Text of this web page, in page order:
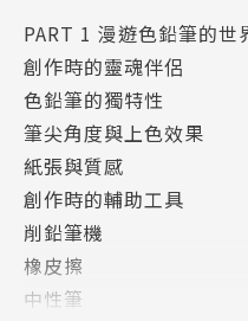
PART 1 漫遊色鉛筆的世
創作時的靈魂伴侶
色鉛筆的獨特性
筆尖角度與上色效果
紙張與質感
創作時的輔助工具
削鉛筆機
橡皮擦
中性筆